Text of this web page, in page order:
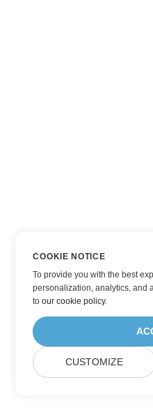
COOKIE NOTICE
To provide you with the best
personalization, analytics, and
toour cookie policy.
CUSTOMIZE